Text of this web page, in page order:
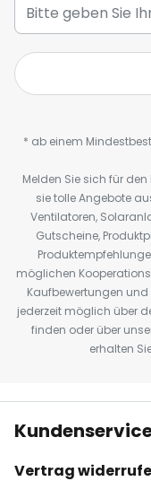
* ab einem
Melden Sie sich für
sie tolle Angebote
Ventilatoren,
Gutscheine,
möglichen
Kaufbewertungen
jederzeit möglich über
finden oder über
erhalten
Vertrag